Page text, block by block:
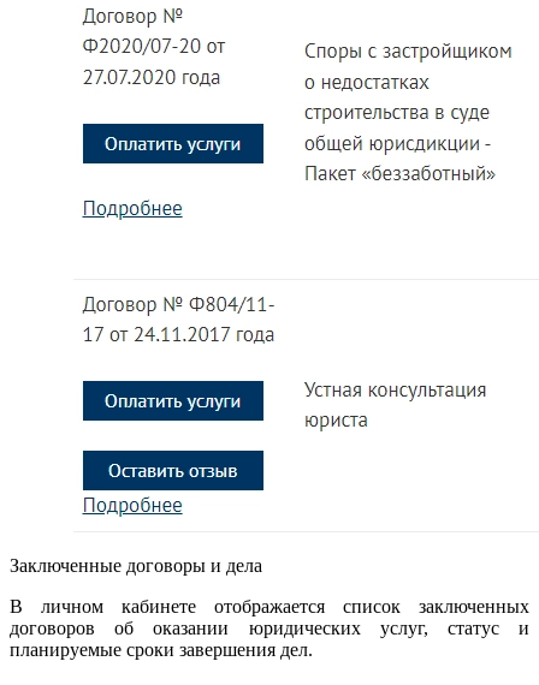
Заключенные договоры и дела
В личном кабинете отображается список заключенных
договоров об оказании юридических услуг, статус и
планируемые сроки завершения дел.